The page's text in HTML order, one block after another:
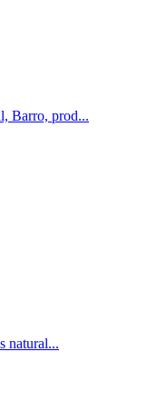
Barro, prod...
natural...